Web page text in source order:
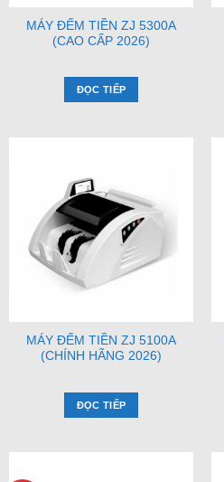
MÁY ĐẾM TIỀN ZJ 5300A
(CAO CẤP 2026)
ĐỌC TIẾP
MÁY ĐẾM TIỀN ZJ 5100A
(CHÍNH HÃNG 2026)
ĐỌC TIẾP